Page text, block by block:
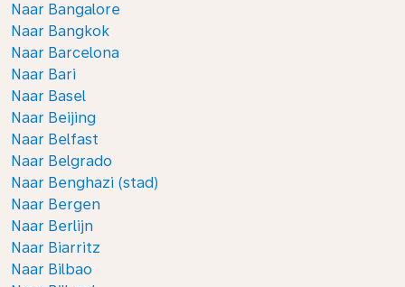
Naar Bangalore
Naar Bangkok
Naar Barcelona
Naar Bari
Naar Basel
Naar Beijing
Naar Belfast
Naar Belgrado
Naar Benghazi (stad)
Naar Bergen
Naar Berlijn
Naar Biarritz
Naar Bilbao